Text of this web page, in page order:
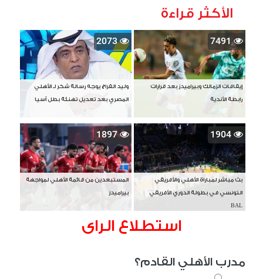
الأكثر قراءة
7491
إيقافات الزمالك وبيراميدز بعد قرارات
رابطة الأندية
2073
وليد الفراج يوجه رسالة شكر لـ الأهلي
المصري بعد تعديل تهنئة بطل آسيا
1904
بث مباشر لمباراة الأهلي والأفريقي
التونسي في بطولة الدوري الأفريقي
BAL
1897
المستبعدين من قائمة الأهلي لمواجهة
بيراميدز
استطلاع الراى
مدرب الأهلي القادم؟